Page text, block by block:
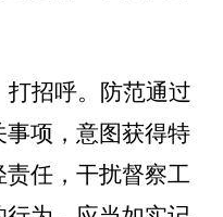
打招呼。防范通过
项，意图获得特
任，干扰督察工